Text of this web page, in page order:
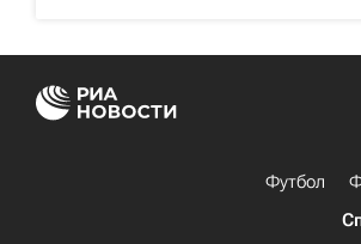
Футбол